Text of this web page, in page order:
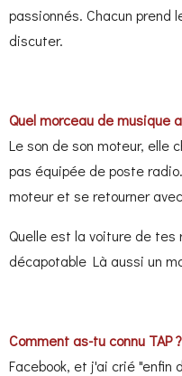
passionnés. Chacun prend
discuter.
Quel morceau de musique
Le son de son moteur, elle
pas équipée de poste
moteur et se retourner
Quelle est la voiture de tes
décapotable Là aussi un
Comment as-tu connu TAP ?
Facebook, et j'ai crié "enfin